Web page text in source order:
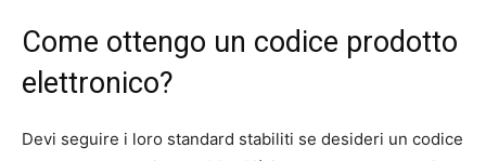
Come ottengo un codice prodotto
elettronico?
Devi seguire i loro standard stabiliti se desideri un codice